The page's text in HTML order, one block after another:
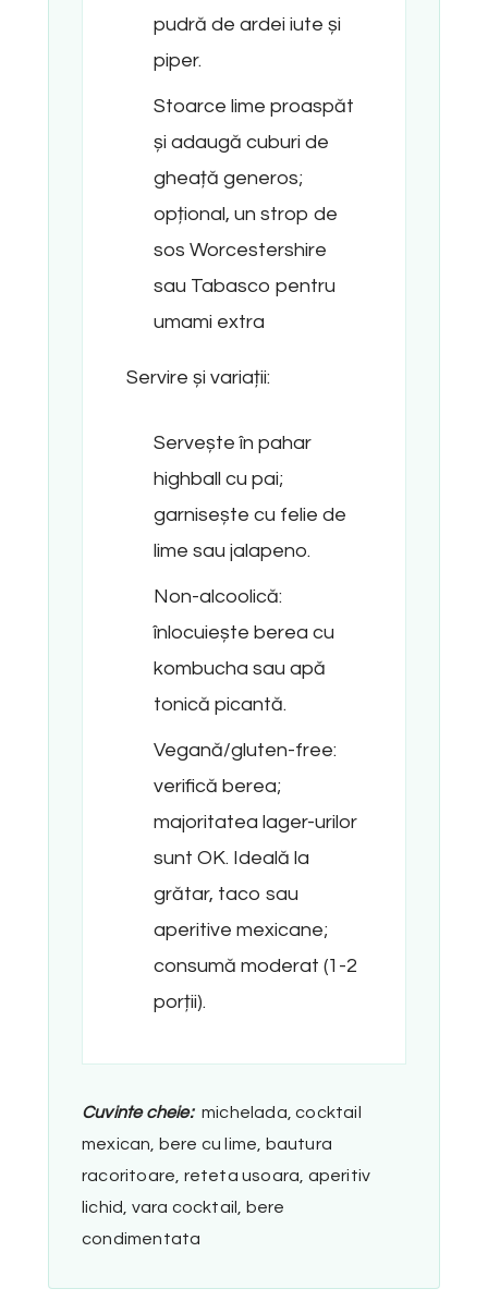
pudră de ardei iute și
piper.
Stoarce lime proaspăt
și adaugă cuburi de
gheață generos;
opțional, un strop de
sos Worcestershire
sau Tabasco pentru
umami extra
Servire și variații:
Servește în pahar
highball cu pai;
garnisește cu felie de
lime sau jalapeno.​
Non-alcoolică:
înlocuiește berea cu
kombucha sau apă
tonică picantă.
Vegană/gluten-free:
verifică berea;
majoritatea lager-urilor
sunt OK. Ideală la
grătar, taco sau
aperitive mexicane;
consumă moderat (1-2
porții).
Cuvinte cheie: michelada, cocktail
mexican, bere cu lime, bautura
racoritoare, reteta usoara, aperitiv
lichid, vara cocktail, bere
condimentata